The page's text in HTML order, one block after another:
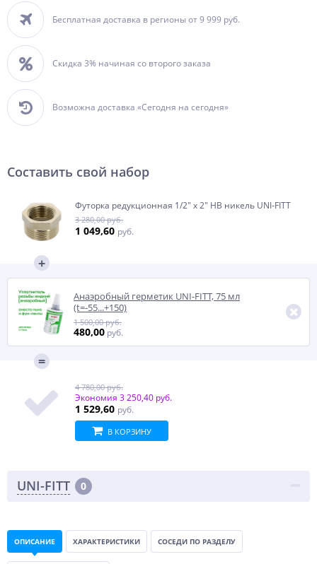
Бесплатная доставка в регионы от 9 999 руб.
Скидка 3% начиная со второго заказа
Возможна доставка «Сегодня на сегодня»
Составить свой набор
Футорка редукционная 1/2" x 2" НВ никель UNI-FITT
3 280,00 руб.
1 049,60 руб.
Анаэробный герметик UNI-FITT, 75 мл
(t=-55...+150)
480,00 руб.
1 500,00 руб.
4 780,00 руб.
Экономия 3 250,40 руб.
1 529,60 руб.
В КОРЗИНУ
UNI-FITT 0
ОПИСАНИЕ ХАРАКТЕРИСТИКИ СОСЕДИ ПО РАЗДЕЛУ